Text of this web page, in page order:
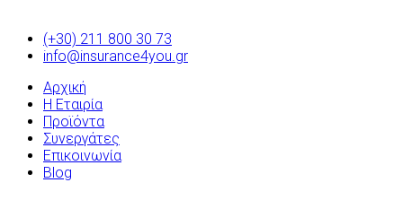
(+30) 211 800 30 73
info@insurance4you.gr
Αρχική
Η Εταιρία
Προϊόντα
Συνεργάτες
Επικοινωνία
Blog